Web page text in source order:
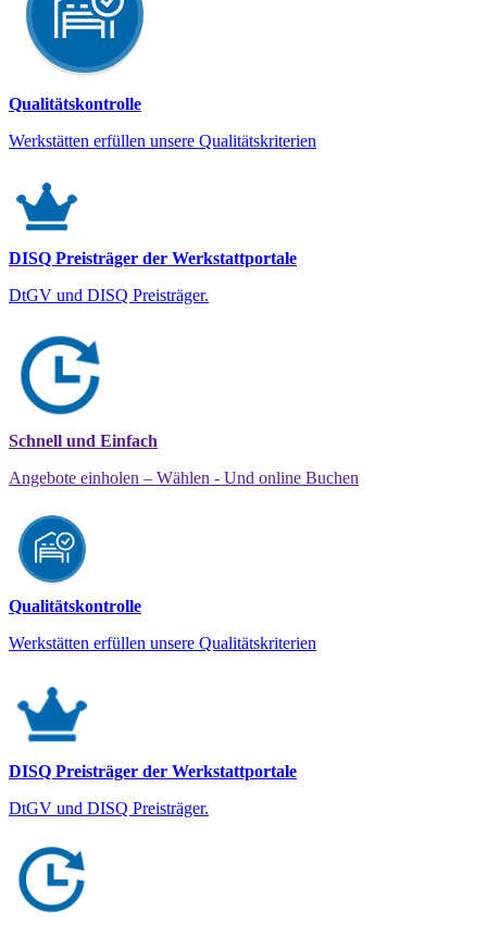
Qualitätskontrolle
Werkstätten erfüllen unsere Qualitätskriterien
DISQ Preisträger der Werkstattportale
DtGV und DISQ Preisträger.
Schnell und Einfach
Angebote einholen – Wählen - Und online Buchen
Qualitätskontrolle
Werkstätten erfüllen unsere Qualitätskriterien
DISQ Preisträger der Werkstattportale
DtGV und DISQ Preisträger.